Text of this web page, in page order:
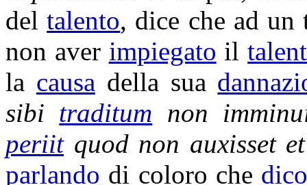
deltalento, dice che ad
non aver impiegato il
la causa della sua
sibi traditum non
periitquod non auxisset
parlando di coloro che